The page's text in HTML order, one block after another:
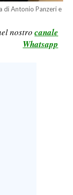
di Antonio Panzeri e
nostro canale
Whatsapp